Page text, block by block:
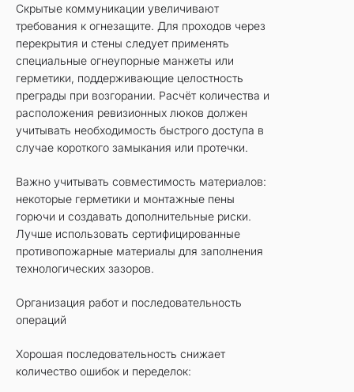
Скрытые коммуникации увеличивают
требования к огнезащите. Для проходов через
перекрытия и стены следует применять
специальные огнеупорные манжеты или
герметики, поддерживающие целостность
преграды при возгорании. Расчёт количества и
расположения ревизионных люков должен
учитывать необходимость быстрого доступа в
случае короткого замыкания или протечки.
Важно учитывать совместимость материалов:
некоторые герметики и монтажные пены
горючи и создавать дополнительные риски.
Лучше использовать сертифицированные
противопожарные материалы для заполнения
технологических зазоров.
Организация работ и последовательность
операций
Хорошая последовательность снижает
количество ошибок и переделок: